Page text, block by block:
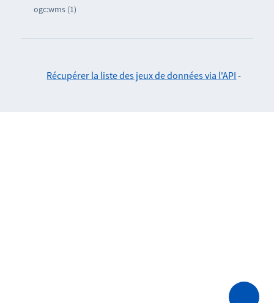
ogc:wms (1)
Récupérer la liste des jeux de données via l'API -